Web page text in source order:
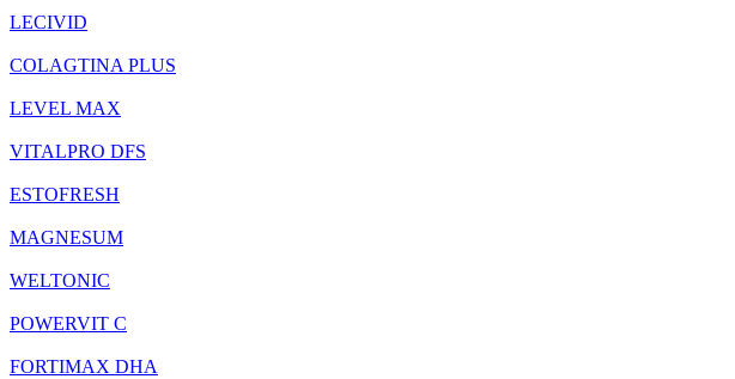
LECIVID
COLAGTINA PLUS
LEVEL MAX
VITALPRO DFS
ESTOFRESH
MAGNESUM
WELTONIC
POWERVIT C
FORTIMAX DHA